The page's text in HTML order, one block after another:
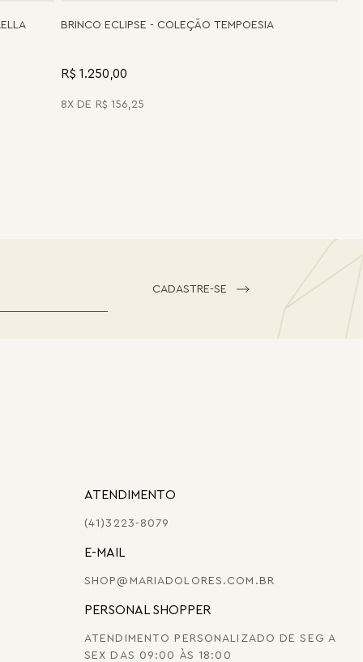
BRINCO ECLIPSE - COLEÇÃO TEMPOESIA
R$ 1.250,00
8 R$ 156,25
CADASTRE-SE
ATENDIMENTO
(41)3223-8079
E-MAIL
SHOP@MARIADOLORES.COM.BR
PERSONAL SHOPPER
ATENDIMENTO PERSONALIZADO DE SEG A
SEX DAS 09:00 ÀS 18:00